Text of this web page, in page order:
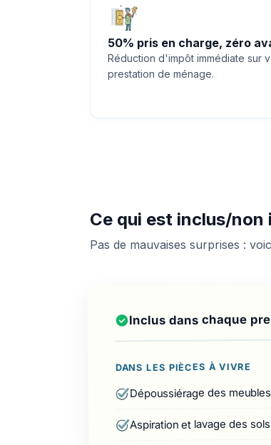
50% pris en charge, zéro
Réduction d'impôt immédiate sur
prestation de ménage.
Ce qui est inclus/
Pas de mauvaises surprises :
Inclus dans chaque
DANS LES PIÈCES À VIVRE
Dépoussiérage des
Aspiration et lavage des sols